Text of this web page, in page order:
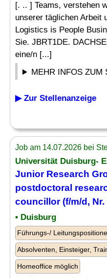
[. .. ] Teams, verstehen
unserer täglichen Arbeit
Logistics is People
Sie. JBRT1DE.
eine/n [...]
MEHR INFOS ZUM
▶ Zur Stellenanzeige
Job am 14.07.2026 bei
Universität Duisburg-
Junior Research
postdoctoral
councillor (f/m/d, Nr.
• Duisburg
Führungs-/
Absolventen, Einsteiger,
Homeoffice möglich